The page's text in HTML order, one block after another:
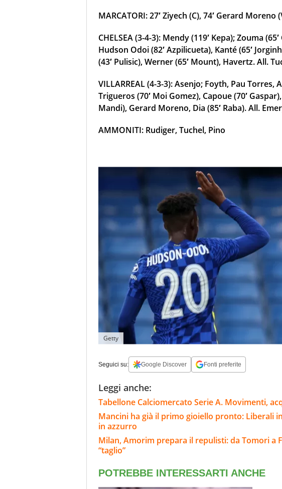
MARCATORI: 27′ Ziyech (C), 74′ Gerard Moreno
CHELSEA (3-4-3): Mendy (119′ Kepa); Zouma
Hudson Odoi (82′ Azpilicueta), Kanté (65′
(43′ Pulisic), Werner (65′ Mount), Havertz. All.
VILLARREAL (4-3-3): Asenjo; Foyth, Pau Torres,
Trigueros (70′ Moi Gomez), Capoue (70′
Mandi), Gerard Moreno, Dia (85′ Raba). All.
AMMONITI: Rudiger, Tuchel, Pino
Getty
Seguici su: Google Discover Fonti preferite
Leggi anche:
Tabellone Calciomercato Serie A. Movimenti,
Mancini ha già il primo gioiello pronto: Liberali
in azzurro
Milan, Amorim prepara il repulisti: da Tomori a
“taglio”